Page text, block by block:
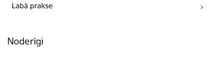
Labā prakse
Noderīgi